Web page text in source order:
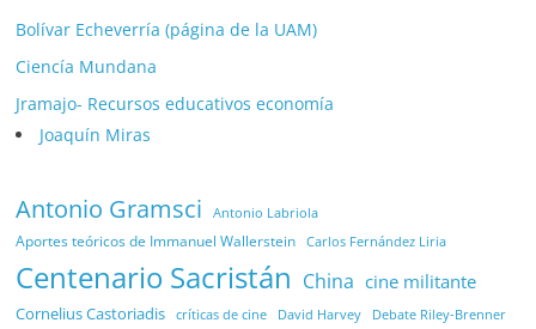
Bolívar Echeverría (página de la UAM)
Ciencía Mundana
Jramajo- Recursos educativos economía
Joaquín Miras
Antonio Gramsci Antonio Labriola
Aportes teóricos de Immanuel Wallerstein Carlos Fernández Liria
Centenario Sacristán China cine militante
Cornelius Castoriadis críticas de cine David Harvey Debate Riley-Brenner